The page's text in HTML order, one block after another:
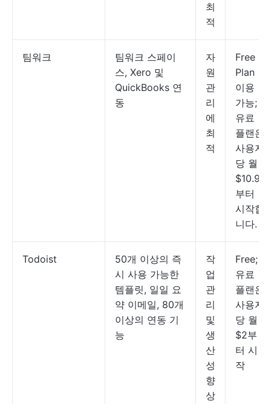
최
적
팀워크
팀워크 스페이
스, Xero 및
QuickBooks 연
동
자
원
관
리
에
최
적
Free
Plan
이용
가능;
유료
플랜은
사용자
당 월
$10.99
부터
시작합
니다.
Todoist
50개 이상의 즉
시 사용 가능한
템플릿, 일일 요
약 이메일, 80개
이상의 연동 기
능
작
업
관
리
및
생
산
성
향
상
Free;
유료
플랜은
사용자
당 월
$2부
터 시
작